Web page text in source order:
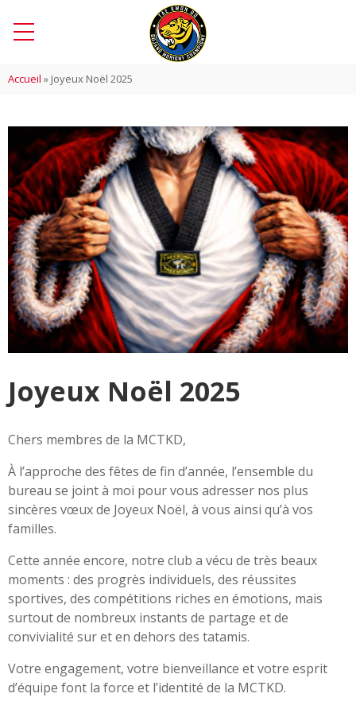
Accueil » Joyeux Noël 2025
Joyeux Noël 2025
Chers membres de la MCTKD,
À l’approche des fêtes de fin d’année, l’ensemble du
bureau se joint à moi pour vous adresser nos plus
sincères vœux de Joyeux Noël, à vous ainsi qu’à vos
familles.
Cette année encore, notre club a vécu de très beaux
moments : des progrès individuels, des réussites
sportives, des compétitions riches en émotions, mais
surtout de nombreux instants de partage et de
convivialité sur et en dehors des tatamis.
Votre engagement, votre bienveillance et votre esprit
d’équipe font la force et l’identité de la MCTKD.